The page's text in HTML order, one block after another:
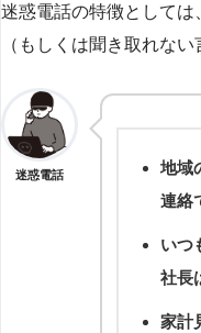
迷惑電話の特徴として
（もしくは聞き取れな
迷惑電話
地域
連絡
いつ
社長
家計